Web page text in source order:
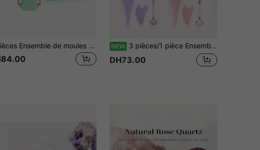
3 pièces Ensemble de moules à glace Gua Sha pour le visage, Kit d'outils de massage Gua Sha, Massage de détoxification et de levage du visage et du corps NEW 3 pièces/1 pièce Ensemble de bâton de massage à rouleau de glace et planche Gua Sha, outil de massage facial Gua Sha. Le rouleau de glace peut aider à l'apaisement lymphatique, le rouleau de glace pour le visage améliore le gonflement de la peau, illumine le teint, compact et portable. Convient pour le visage, la zone des yeux, le massage du cou, essentiel pour les soins de la peau quotidiens, nourrit la peau, révèle un éclat radieux.
DH73.00